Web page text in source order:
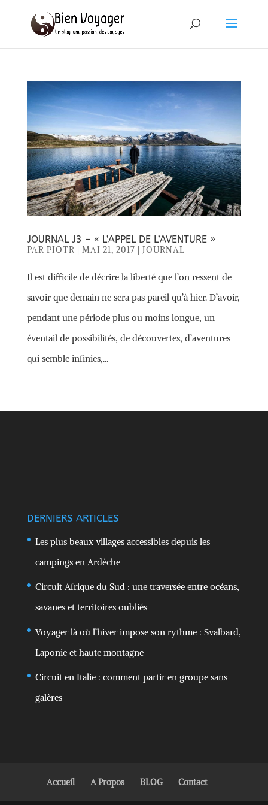
JOURNAL J3 – « L’APPEL DE L’AVENTURE »
PAR PIOTR MAI 21, 2017 JOURNAL
Il est difficile de décrire la liberté que l’on ressent de
savoir que demain ne sera pas pareil qu’à hier. D’avoir,
pendant une période plus ou moins longue, un
éventail de possibilités, de découvertes, d’aventures
qui semble infinies,...
DERNIERS ARTICLES
Les plus beaux villages accessibles depuis les
campings en Ardèche
Circuit Afrique du Sud : une traversée entre océans,
savanes et territoires oubliés
Voyager là où l’hiver impose son rythme : Svalbard,
Laponie et haute montagne
Circuit en Italie : comment partir en groupe sans
galères
Accueil A Propos BLOG Contact